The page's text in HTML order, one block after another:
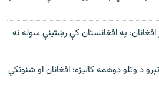
په افغانستان کې رښتینې سوله نه
د وتلو دوهمه کالیزه؛ افغانان او شنونکي